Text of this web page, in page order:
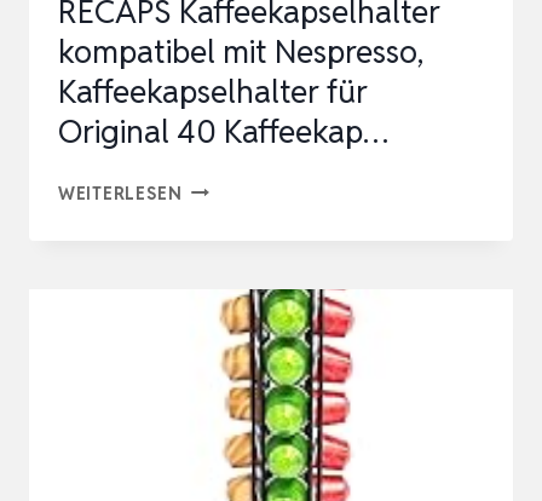
RECAPS Kaffeekapselhalter
kompatibel mit Nespresso,
Kaffeekapselhalter für
Original 40 Kaffeekap…
WEITERLESEN RECAPS
NESPRESSO,
KAFFEEKAPSELHALTER
ORIGINAL